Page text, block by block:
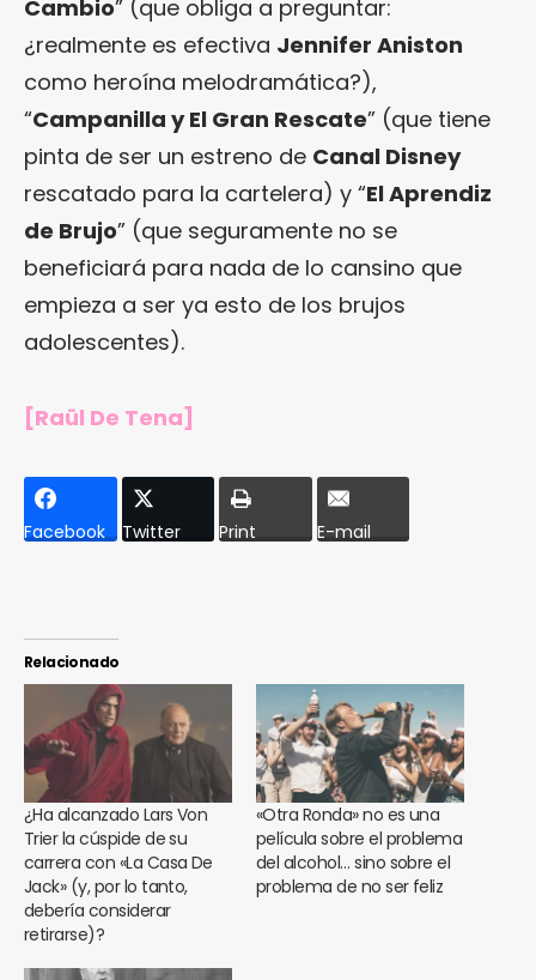
Cambio” (que obliga a preguntar:
¿realmente es efectiva Jennifer Aniston
como heroína melodramática?),
“Campanilla y El Gran Rescate” (que tiene
pinta de ser un estreno de Canal Disney
rescatado para la cartelera) y “El Aprendiz
de Brujo” (que seguramente no se
beneficiará para nada de lo cansino que
empieza a ser ya esto de los brujos
adolescentes).
[Raül De Tena]
Facebook Twitter Print E-mail
Relacionado
¿Ha alcanzado Lars Von
Trier la cúspide de su
carrera con «La Casa De
Jack» (y, por lo tanto,
debería considerar
retirarse)?
«Otra Ronda» no es una
película sobre el problema
del alcohol… sino sobre el
problema de no ser feliz